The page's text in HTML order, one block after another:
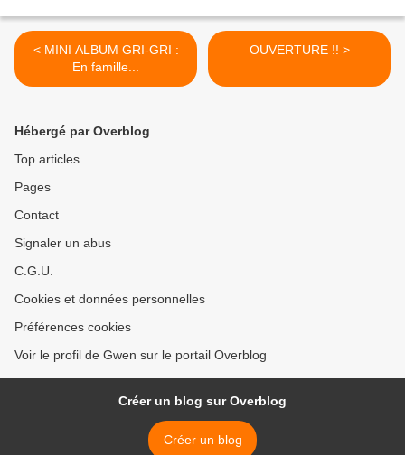
< MINI ALBUM GRI-GRI :
En famille...
OUVERTURE !! >
Hébergé par Overblog
Top articles
Pages
Contact
Signaler un abus
C.G.U.
Cookies et données personnelles
Préférences cookies
Voir le profil de Gwen sur le portail Overblog
Créer un blog sur Overblog
Créer un blog